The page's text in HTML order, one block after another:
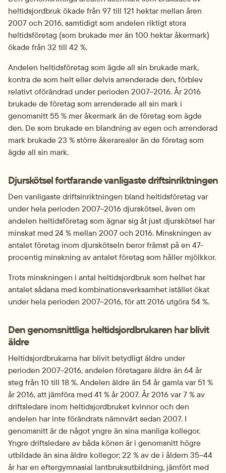
heltidsjordbruk ökade från 97 till 121 hektar mellan åren
2007 och 2016, samtidigt som andelen riktigt stora
heltidsföretag (som brukade mer än 100 hektar åkermark)
ökade från 32 till 42 %.
Andelen heltidsföretag som ägde all sin brukade mark,
kontra de som helt eller delvis arrenderade den, förblev
relativt oförändrad under perioden 2007–2016. År 2016
brukade de företag som arrenderade all sin mark i
genomsnitt 55 % mer åkermark än de företag som ägde
den. De som brukade en blandning av egen och arrenderad
mark brukade 23 % större åkerarealer än de företag som
ägde all sin mark.
Djurskötsel fortfarande vanligaste driftsinriktningen
Den vanligaste driftsinriktningen bland heltidsföretag var
under hela perioden 2007–2016 djurskötsel, även om
andelen heltidsföretag som ägnar sig åt just djurskötsel har
minskat med 24 % mellan 2007 och 2016. Minskningen av
antalet företag inom djurskötseln beror främst på en 47-
procentig minskning av antalet företag som håller mjölkkor.
Trots minskningen i antal heltidsjordbruk som helhet har
antalet sådana med kombinationsverksamhet istället ökat
under hela perioden 2007–2016, för att 2016 utgöra 54 %.
Den genomsnittliga heltidsjordbrukaren har blivit
äldre
Heltidsjordbrukarna har blivit betydligt äldre under
perioden 2007–2016, andelen företagare äldre än 64 år
steg från 10 till 18 %. Andelen äldre än 54 år gamla var 51 %
år 2016, att jämföra med 41 % år 2007. År 2016 var 7 % av
driftsledare inom heltidsjordbruket kvinnor och den
andelen har inte förändrats nämnvärt sedan 2007. I
genomsnitt är de något yngre än sina manliga kollegor.
Yngre driftsledare av båda könen är i genomsnitt högre
utbildade än sina äldre kollegor; 22 % av de i åldern 35–44
år har en eftergymnasial lantbruksutbildning, jämfört med